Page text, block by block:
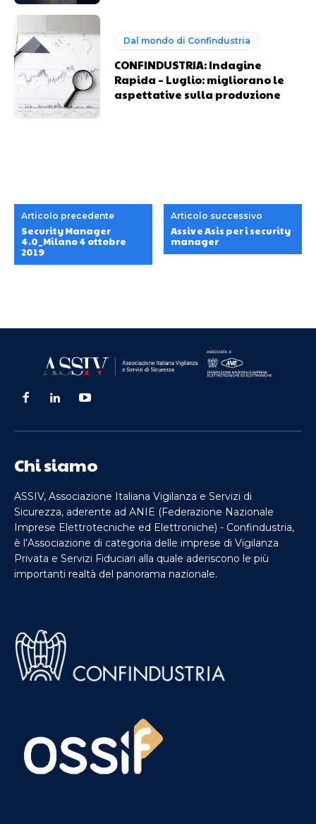
Dal mondo di Confindustria
CONFINDUSTRIA: Indagine
Rapida – Luglio: migliorano le
aspettative sulla produzione
Articolo precedente
Security Manager
4.0_Milano 4 ottobre
2019
Articolo successivo
Assiv e Asis per i security
manager
Chi siamo
ASSIV, Associazione Italiana Vigilanza e Servizi di
Sicurezza, aderente ad ANIE (Federazione Nazionale
Imprese Elettrotecniche ed Elettroniche) - Confindustria,
è l’Associazione di categoria delle imprese di Vigilanza
Privata e Servizi Fiduciari alla quale aderiscono le più
importanti realtà del panorama nazionale.